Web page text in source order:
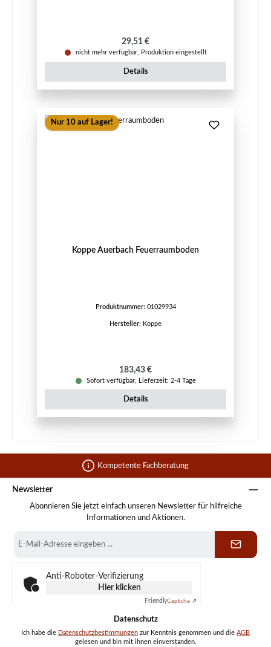
Regulärer Preis:
29,51 €
nicht mehr verfügbar, Produktion eingestellt
Details
Nur 10 auf Lager!
Koppe Auerbach Feuerraumboden
Produktnummer: 01029934
Hersteller: Koppe
Regulärer Preis:
183,43 €
Sofort verfügbar, Lieferzeit: 2-4 Tage
Details
Kompetente Fachberatung
Newsletter
Abonnieren Sie jetzt einfach unseren Newsletter für hilfreiche
Informationen und Aktionen.
Mail-
Anti-Roboter-Verifizierung
Hier klicken
FriendlyCaptcha ⇗
Datenschutz
Ich habe die Datenschutzbestimmungen zur Kenntnis genommen und die AGB
gelesen und bin mit ihnen einverstanden.